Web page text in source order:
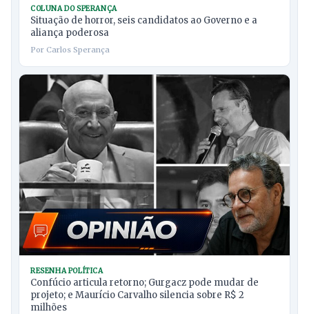
COLUNA DO SPERANÇA
Situação de horror, seis candidatos ao Governo e a
aliança poderosa
Por Carlos Sperança
RESENHA POLÍTICA
Confúcio articula retorno; Gurgacz pode mudar de
projeto; e Maurício Carvalho silencia sobre R$ 2
milhões